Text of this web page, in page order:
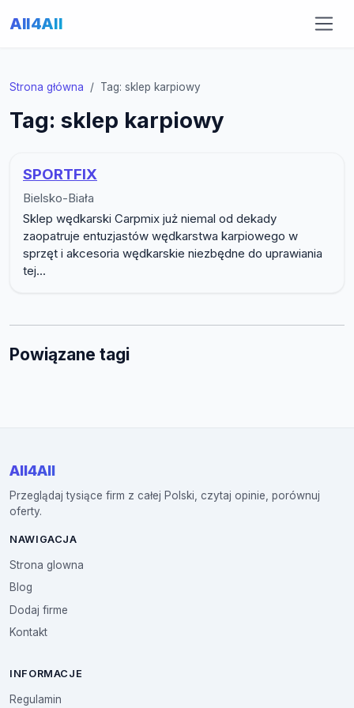
All4All
Strona główna Tag: sklep karpiowy
Tag: sklep karpiowy
SPORTFIX
Bielsko-Biała
Sklep wędkarski Carpmix już niemal od dekady
zaopatruje entuzjastów wędkarstwa karpiowego w
sprzęt i akcesoria wędkarskie niezbędne do uprawiania
tej...
Powiązane tagi
All4All
Przeglądaj tysiące firm z całej Polski, czytaj opinie, porównuj
oferty.
NAWIGACJA
Strona glowna
Blog
Dodaj firme
Kontakt
INFORMACJE
Regulamin